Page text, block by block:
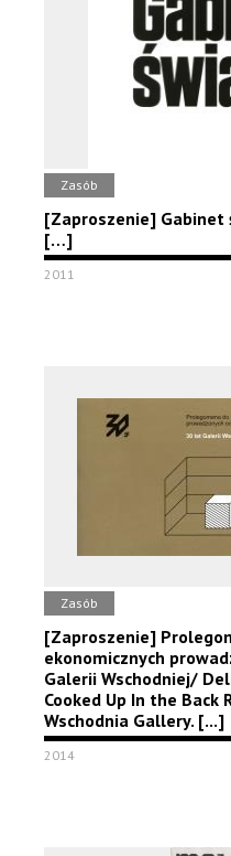
Zasób
[Zaproszenie]
[…]
2011
Zasób
[Zaproszenie]
ekonomicznych
Galerii Wschodniej/
Cooked Up In the Back
Wschodnia Gallery. [...]
2014